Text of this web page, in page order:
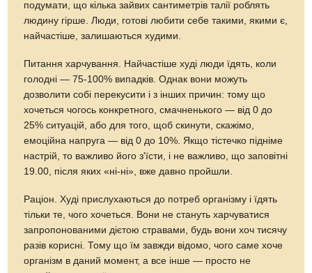
подумати, що кілька зайвих сантиметрів талії роблять
людину гірше. Люди, готові любити себе такими, якими є,
найчастіше, залишаються худими.
Питання харчування. Найчастіше худі люди їдять, коли
голодні — 75-100% випадків. Однак вони можуть
дозволити собі перекусити і з інших причин: тому що
хочеться чогось конкретного, смачненького — від 0 до
25% ситуацій, або для того, щоб скинути, скажімо,
емоційна напруга — від 0 до 10%. Якщо тістечко підніме
настрій, то важливо його з'їсти, і не важливо, що заповітні
19.00, після яких «ні-ні», вже давно пройшли.
Раціон. Худі прислухаються до потреб організму і їдять
тільки те, чого хочеться. Вони не стануть харчуватися
запропонованими дієтою стравами, будь вони хоч тисячу
разів корисні. Тому що їм завжди відомо, чого саме хоче
організм в даний момент, а все інше — просто не